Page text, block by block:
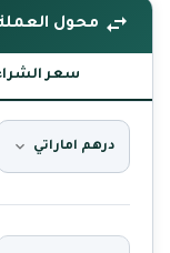
محول
سعر
درهم اماراتي